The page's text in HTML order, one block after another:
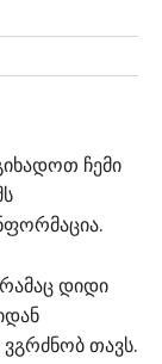
ჩემი
დიდი
თავს.